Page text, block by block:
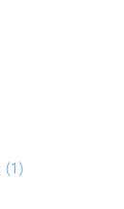
(1)